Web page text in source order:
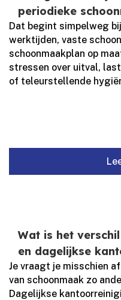
periodieke
Dat begint simpelweg
werktijden, vaste
schoonmaakplan op
stressen over uitval,
of teleurstellende
Wat is het
en dagelijkse
Je vraagt je misschien
van schoonmaak zo
Dagelijkse